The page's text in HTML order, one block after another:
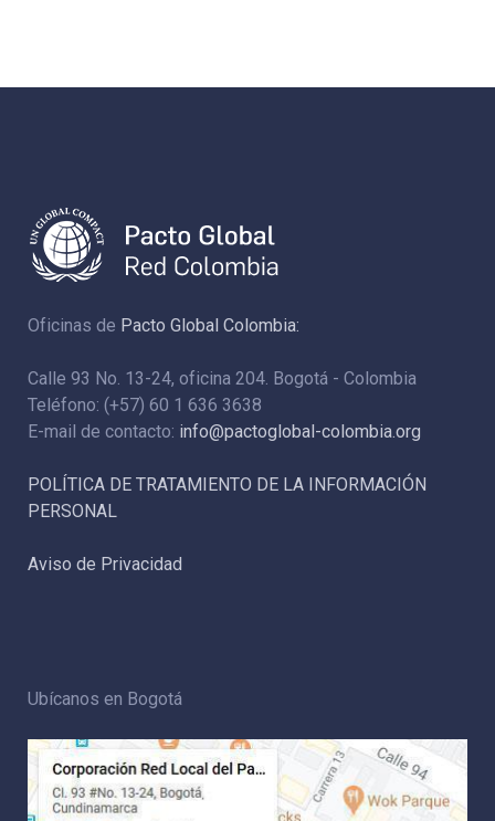
Oficinas de Pacto Global Colombia:
Calle 93 No. 13-24, oficina 204. Bogotá - Colombia
Teléfono: (+57) 60 1 636 3638
E-mail de contacto: info@pactoglobal-colombia.org
POLÍTICA DE TRATAMIENTO DE LA INFORMACIÓN
PERSONAL
Aviso de Privacidad
Ubícanos en Bogotá